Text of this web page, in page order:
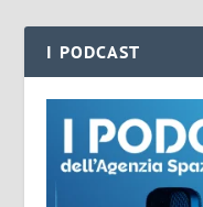
I PODCAST